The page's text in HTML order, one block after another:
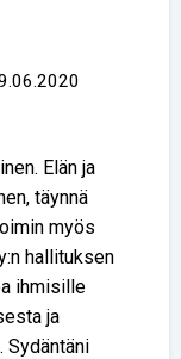
Elän ja
täynnä
myös
hallituksen
ihmisille
ja